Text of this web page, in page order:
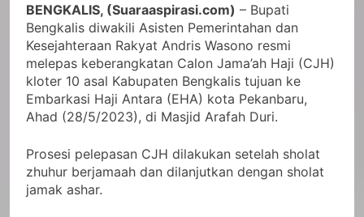
BENGKALIS, (Suaraaspirasi.com) – Bupati
Bengkalis diwakili Asisten Pemerintahan dan
Kesejahteraan Rakyat Andris Wasono resmi
melepas keberangkatan Calon Jama’ah Haji (CJH)
kloter 10 asal Kabupaten Bengkalis tujuan ke
Embarkasi Haji Antara (EHA) kota Pekanbaru,
Ahad (28/5/2023), di Masjid Arafah Duri.
Prosesi pelepasan CJH dilakukan setelah sholat
zhuhur berjamaah dan dilanjutkan dengan sholat
jamak ashar.